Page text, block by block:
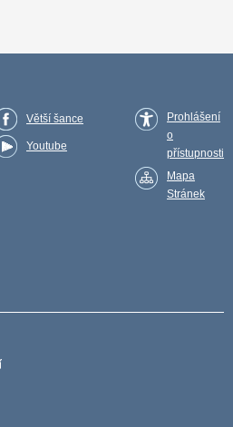
Větší šance
Youtube
Prohlášení
o
přístupnosti
Mapa
Stránek